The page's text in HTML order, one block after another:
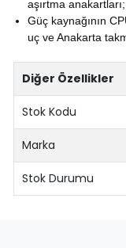
aşırtma anakartları;
Güç kaynağının
uç ve Anakarta
Diğer Özellikler
Stok Kodu
Marka
Stok Durumu